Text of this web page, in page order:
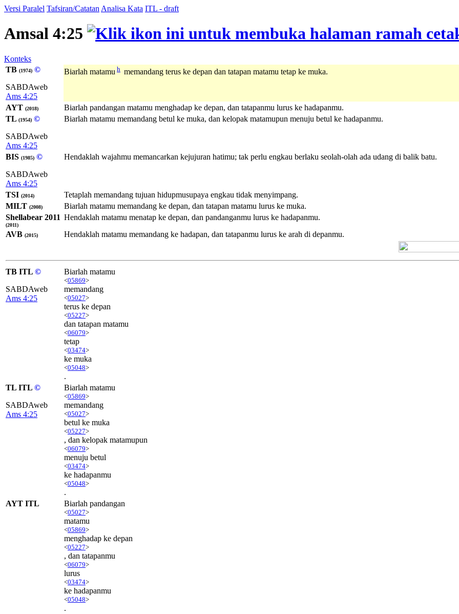
Versi Paralel Tafsiran/Catatan Analisa Kata ITL - draft
Amsal 4:25
Konteks
TB (1974) ©
SABDAweb
Ams 4:25
Biarlah matamu h memandang terus ke depan dan tatapan matamu tetap ke muka.
AYT (2018)
Biarlah pandangan matamu menghadap ke depan, dan tatapanmu lurus ke hadapanmu.
TL (1954) ©
SABDAweb
Ams 4:25
Biarlah matamu memandang betul ke muka, dan kelopak matamupun menuju betul ke hadapanmu.
BIS (1985) ©
SABDAweb
Ams 4:25
Hendaklah wajahmu memancarkan kejujuran hatimu; tak perlu engkau berlaku seolah-olah ada udang di balik batu.
TSI (2014)
Tetaplah memandang tujuan hidupmusupaya engkau tidak menyimpang.
MILT (2008)
Biarlah matamu memandang ke depan, dan tatapan matamu lurus ke muka.
Shellabear 2011
(2011)
Hendaklah matamu menatap ke depan, dan pandanganmu lurus ke hadapanmu.
AVB (2015) Hendaklah matamu memandang ke hadapan, dan tatapanmu lurus ke arah di depanmu.
TB ITL ©
SABDAweb
Ams 4:25
Biarlah matamu
<05869>
memandang
<05027>
terus ke depan
<05227>
dan tatapan matamu
<06079>
tetap
<03474>
ke muka
<05048>
.
TL ITL ©
SABDAweb
Ams 4:25
Biarlah matamu
<05869>
memandang
<05027>
betul ke muka
<05227>
, dan kelopak matamupun
<06079>
menuju betul
<03474>
ke hadapanmu
<05048>
.
AYT ITL
Biarlah pandangan
<05027>
matamu
<05869>
menghadap ke depan
<05227>
, dan tatapanmu
<06079>
lurus
<03474>
ke hadapanmu
<05048>
.